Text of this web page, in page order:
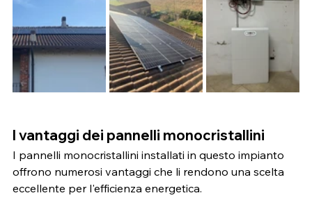
I vantaggi dei pannelli monocristallini
I pannelli monocristallini installati in questo impianto
offrono numerosi vantaggi che li rendono una scelta
eccellente per l'efficienza energetica.